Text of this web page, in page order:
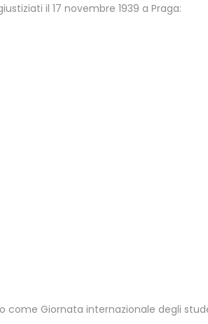
il ​​17 novembre 1939 a Praga:
come Giornata internazionale degli